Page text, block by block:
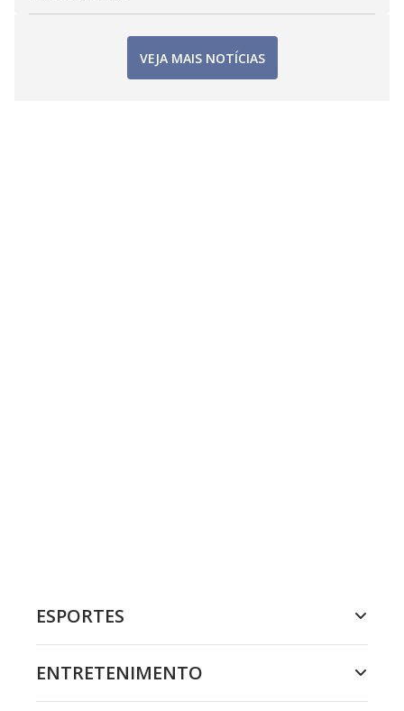
VEJA MAIS NOTÍCIAS
ESPORTES
ENTRETENIMENTO